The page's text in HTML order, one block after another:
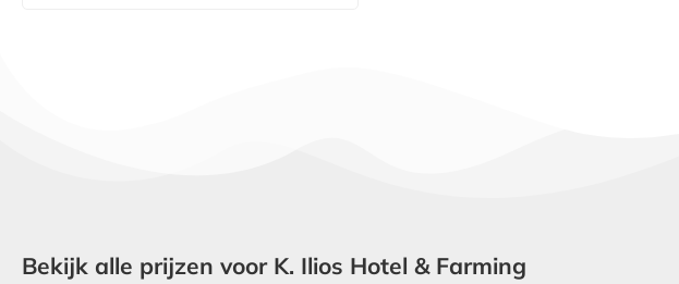
Bekijk alle prijzen voor K. Ilios Hotel & Farming